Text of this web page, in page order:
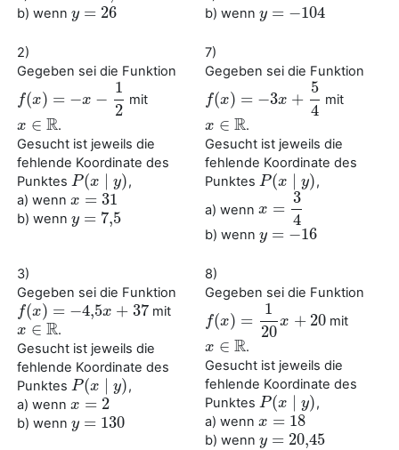
b) wenn y = 26
y=26
b) wenn y = −104
y=−104
2)
Gegeben sei die Funktion
f(x) = −x −
1
2
f(x)=−x−12 mit
x ∈ R
x∈R
.
Gesucht ist jeweils die
fehlende Koordinate des
Punktes P(x ∣ y)
P(x∣y
,
a) wenn x = 31
x=31
b) wenn y = 7,5
y=7,5
7)
Gegeben sei die Funktion
f(x) = −3x +
5
4
f(x)=−3x +54 mit
x ∈ R
x∈R
.
Gesucht ist jeweils die
fehlende Koordinate des
Punktes P(x ∣ y)
P(x∣y
,
a) wenn x =
3
4
x=34
b) wenn y = −16
y=−16
3)
Gegeben sei die Funktion
f(x) = −4,5x + 37
f(x)=−4, 5x+37 mit
x ∈ R
x∈R
.
Gesucht ist jeweils die
fehlende Koordinate des
Punktes P(x ∣ y)
P(x∣y
,
a) wenn x = 2
x=2
b) wenn y = 130
y=130
8)
Gegeben sei die Funktion
f(x) =
1
20
x + 20
f(x)=1 20 x+20 mit
x ∈ R
x∈R
.
Gesucht ist jeweils die
fehlende Koordinate des
Punktes P(x ∣ y)
P(x∣y
,
a) wenn x = 18
x=18
b) wenn y = 20,45
y=20,45